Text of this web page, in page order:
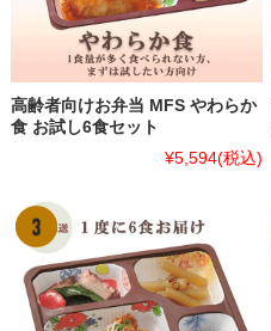
高齢者向けお弁当 MFS やわらか
食 お試し6食セット
¥5,594(税込)